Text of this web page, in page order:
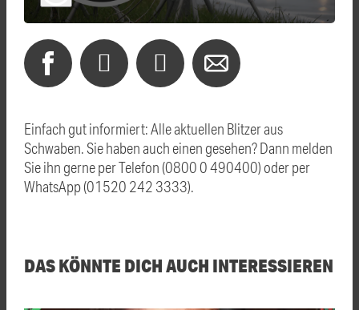
Einfach gut informiert: Alle aktuellen Blitzer aus
Schwaben. Sie haben auch einen gesehen? Dann melden
Sie ihn gerne per Telefon (0800 0 490400) oder per
WhatsApp (01520 242 3333).
DAS KÖNNTE DICH AUCH INTERESSIEREN